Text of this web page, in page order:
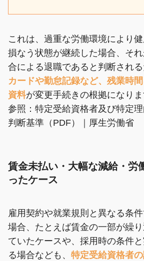
これは、過重な労働環境により
損なう状態が継続した場合、そ
合による退職であると判断される
カードや勤怠記録など、残業時
資料が変更手続きの根拠になりま
参照： 特定受給資格者及び特定
判断基準（PDF）｜厚生労働省
賃金未払い・大幅な減給・労
ったケース
雇用契約や就業規則と異なる条
場合、たとえば賃金の一部が繰
ていたケースや、採用時の条件
る場合なども、 特定受給資格者